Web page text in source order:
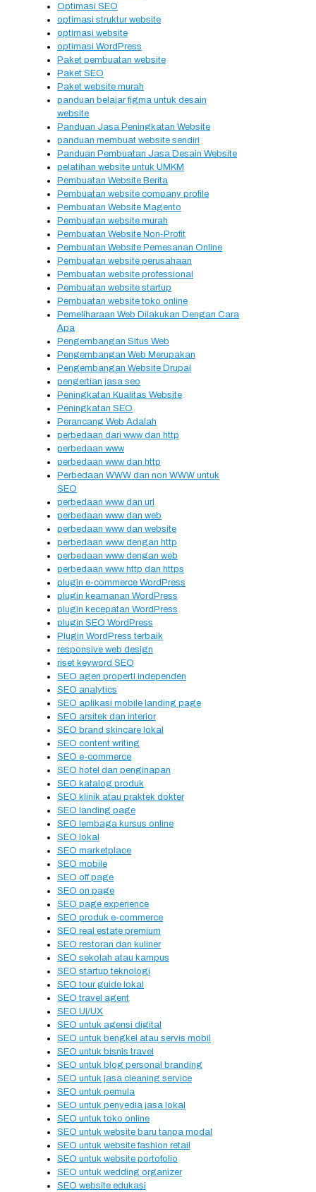
Optimasi SEO
optimasi struktur website
optimasi website
optimasi WordPress
Paket pembuatan website
Paket SEO
Paket website murah
panduan belajar figma untuk desain
website
Panduan Jasa Peningkatan Website
panduan membuat website sendiri
Panduan Pembuatan Jasa Desain Website
pelatihan website untuk UMKM
Pembuatan Website Berita
Pembuatan website company profile
Pembuatan Website Magento
Pembuatan website murah
Pembuatan Website Non-Profit
Pembuatan Website Pemesanan Online
Pembuatan website perusahaan
Pembuatan website professional
Pembuatan website startup
Pembuatan website toko online
Pemeliharaan Web Dilakukan Dengan Cara
Apa
Pengembangan Situs Web
Pengembangan Web Merupakan
Pengembangan Website Drupal
pengertian jasa seo
Peningkatan Kualitas Website
Peningkatan SEO
Perancang Web Adalah
perbedaan dari www dan http
perbedaan www
perbedaan www dan http
Perbedaan WWW dan non WWW untuk
SEO
perbedaan www dan url
perbedaan www dan web
perbedaan www dan website
perbedaan www dengan http
perbedaan www dengan web
perbedaan www http dan https
plugin e-commerce WordPress
plugin keamanan WordPress
plugin kecepatan WordPress
plugin SEO WordPress
Plugin WordPress terbaik
responsive web design
riset keyword SEO
SEO agen properti independen
SEO analytics
SEO aplikasi mobile landing page
SEO arsitek dan interior
SEO brand skincare lokal
SEO content writing
SEO e-commerce
SEO hotel dan penginapan
SEO katalog produk
SEO klinik atau praktek dokter
SEO landing page
SEO lembaga kursus online
SEO lokal
SEO marketplace
SEO mobile
SEO off page
SEO on page
SEO page experience
SEO produk e-commerce
SEO real estate premium
SEO restoran dan kuliner
SEO sekolah atau kampus
SEO startup teknologi
SEO tour guide lokal
SEO travel agent
SEO UI/UX
SEO untuk agensi digital
SEO untuk bengkel atau servis mobil
SEO untuk bisnis travel
SEO untuk blog personal branding
SEO untuk jasa cleaning service
SEO untuk pemula
SEO untuk penyedia jasa lokal
SEO untuk toko online
SEO untuk website baru tanpa modal
SEO untuk website fashion retail
SEO untuk website portofolio
SEO untuk wedding organizer
SEO website edukasi